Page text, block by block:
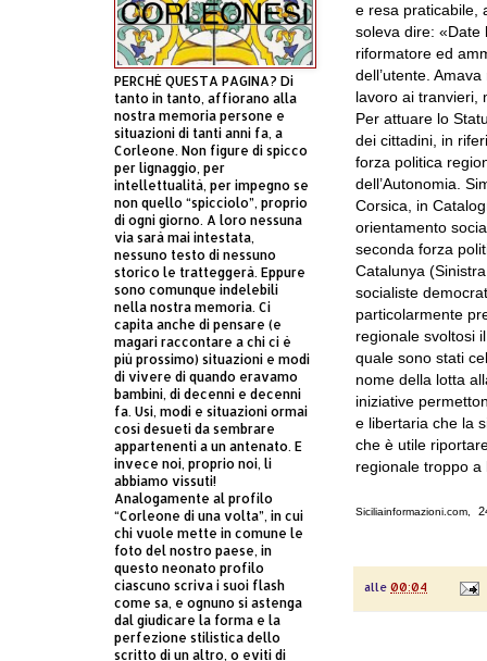
e resa praticabile,
soleva dire: «Date
riformatore ed
dell’utente.
lavoro ai tranvieri,
Per attuare lo
dei cittadini, in
forza politica
dell’Autonomia.
Corsica, in
orientamento
seconda forza
Catalunya
socialiste
particolarmente
regionale svoltosi
quale sono stati
nome della lotta
iniziative
e libertaria che la
che è utile
regionale troppo
Siciliainformazioni.com,
alle 00:04
PERCHÈ QUESTA PAGINA? Di
tanto in tanto, affiorano alla
nostra memoria persone e
situazioni di tanti anni fa, a
Corleone. Non figure di spicco
per lignaggio, per
intellettualità, per impegno se
non quello “spicciolo”, proprio
di ogni giorno. A loro nessuna
via sarà mai intestata,
nessuno testo di nessuno
storico le tratteggerà. Eppure
sono comunque indelebili
nella nostra memoria. Ci
capita anche di pensare (e
magari raccontare a chi ci è
più prossimo) situazioni e modi
di vivere di quando eravamo
bambini, di decenni e decenni
fa. Usi, modi e situazioni ormai
così desueti da sembrare
appartenenti a un antenato. E
invece noi, proprio noi, li
abbiamo vissuti!
Analogamente al profilo
“Corleone di una volta”, in cui
chi vuole mette in comune le
foto del nostro paese, in
questo neonato profilo
ciascuno scriva i suoi flash
come sa, e ognuno si astenga
dal giudicare la forma e la
perfezione stilistica dello
scritto di un altro, o eviti di